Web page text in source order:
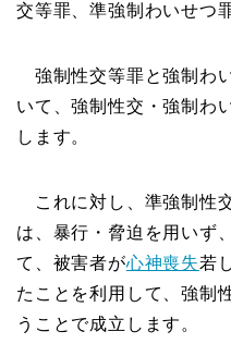
交等罪、準強制わいせつ
強制性交等罪と強制わ
いて、強制性交・強制わ
します。
これに対し、準強制性
は、暴行・脅迫を用いず
て、被害者が心神喪失若
たことを利用して、強制
うことで成立します。